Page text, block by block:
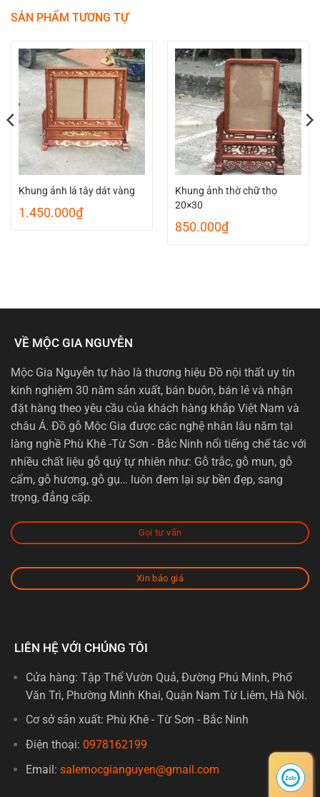
SẢN PHẨM TƯƠNG TỰ
Khung ảnh lá tây dát vàng
1.450.000₫
Khung ảnh thờ chữ thọ
20×30
850.000₫
VỀ MỘC GIA NGUYỄN
Mộc Gia Nguyễn tự hào là thương hiệu Đồ nội thất uy tín
kinh nghiệm 30 năm sản xuất, bán buôn, bán lẻ và nhận
đặt hàng theo yêu cầu của khách hàng khắp Việt Nam và
châu Á. Đồ gỗ Mộc Gia được các nghệ nhân lâu năm tại
làng nghề Phù Khê -Từ Sơn - Bắc Ninh nổi tiếng chế tác với
nhiều chất liệu gỗ quý tự nhiên như: Gỗ trắc, gỗ mun, gỗ
cẩm, gỗ hương, gỗ gụ… luôn đem lại sự bền đẹp, sang
trọng, đẳng cấp.
Gọi tư vấn
Xin báo giá
LIÊN HỆ VỚI CHÚNG TÔI
Cửa hàng: Tập Thể Vườn Quả, Đường Phú Minh, Phố
Văn Trì, Phường Minh Khai, Quận Nam Từ Liêm, Hà Nội.
Cơ sở sản xuất: Phù Khê - Từ Sơn - Bắc Ninh
Điện thoại: 0978162199
Email: salemocgianguyen@gmail.com